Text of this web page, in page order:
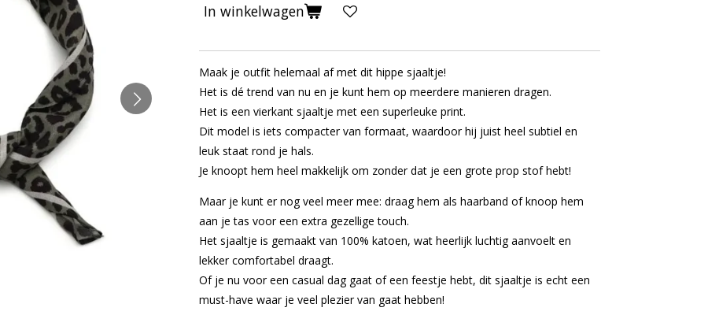
In winkelwagen
Maak je outfit helemaal af met dit hippe sjaaltje!
Het is dé trend van nu en je kunt hem op meerdere manieren dragen.
Het is een vierkant sjaaltje met een superleuke print.
Dit model is iets compacter van formaat, waardoor hij juist heel subtiel en
leuk staat rond je hals.
Je knoopt hem heel makkelijk om zonder dat je een grote prop stof hebt!
Maar je kunt er nog veel meer mee: draag hem als haarband of knoop hem
aan je tas voor een extra gezellige touch.
Het sjaaltje is gemaakt van 100% katoen, wat heerlijk luchtig aanvoelt en
lekker comfortabel draagt.
Of je nu voor een casual dag gaat of een feestje hebt, dit sjaaltje is echt een
must-have waar je veel plezier van gaat hebben!